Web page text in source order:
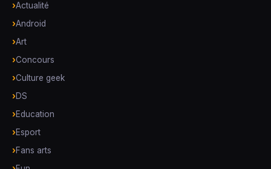
Actualité
Android
Art
Concours
Culture geek
DS
Education
Esport
Fans arts